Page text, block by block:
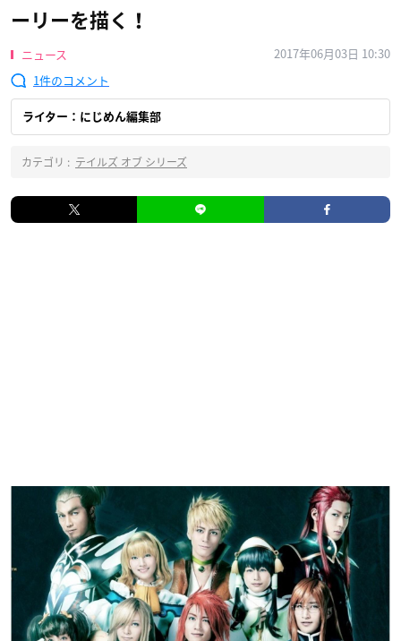
ーリーを描く！
ニュース
2017年06月03日 10:30
1
ライター：にじめん編集部
カテゴリ : テイルズ オブ シリーズ